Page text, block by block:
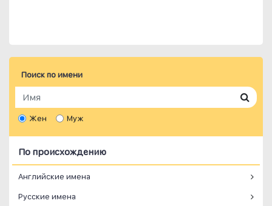
Поиск по имени
Жен Муж
По происхождению
Английские имена
Русские имена